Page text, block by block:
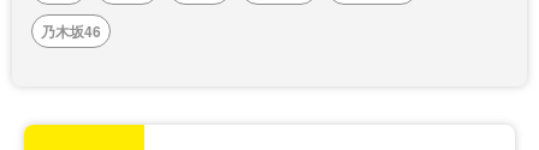
乃木坂46